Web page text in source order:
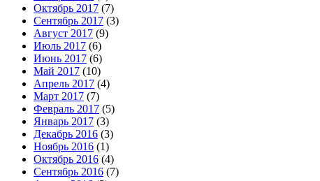
Октябрь 2017 (7)
Сентябрь 2017 (3)
Август 2017 (9)
Июль 2017 (6)
Июнь 2017 (6)
Май 2017 (10)
Апрель 2017 (4)
Март 2017 (7)
Февраль 2017 (5)
Январь 2017 (3)
Декабрь 2016 (3)
Ноябрь 2016 (1)
Октябрь 2016 (4)
Сентябрь 2016 (7)